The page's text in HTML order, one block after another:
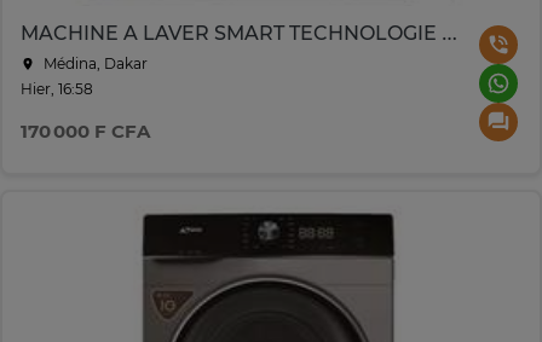
MACHINE A LAVER SMART TECHNOLOGIE 7KG
Médina, Dakar
Hier, 16:58
170 000 F CFA